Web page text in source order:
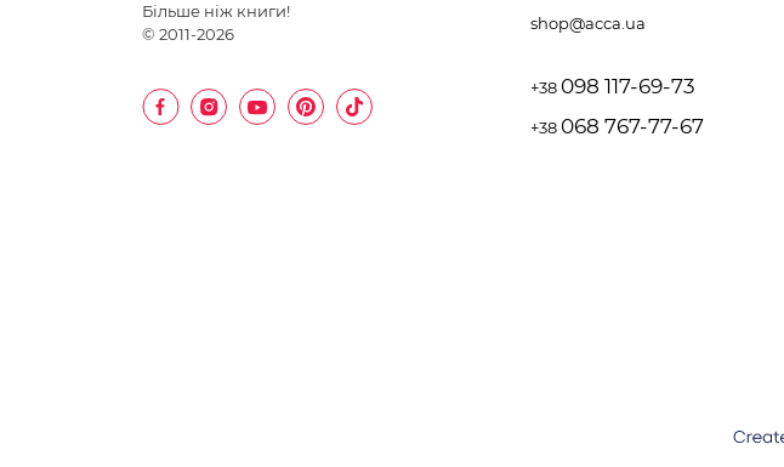
Більше ніж книги!
© 2011-2026
shop@acca.ua
+38 098 117-69-73
+38 068 767-77-67